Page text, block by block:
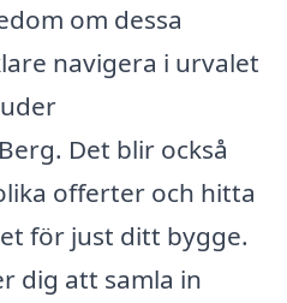
om dessa
navigera i urvalet
Det blir också
offerter och hitta
för just ditt bygge.
dig att samla in